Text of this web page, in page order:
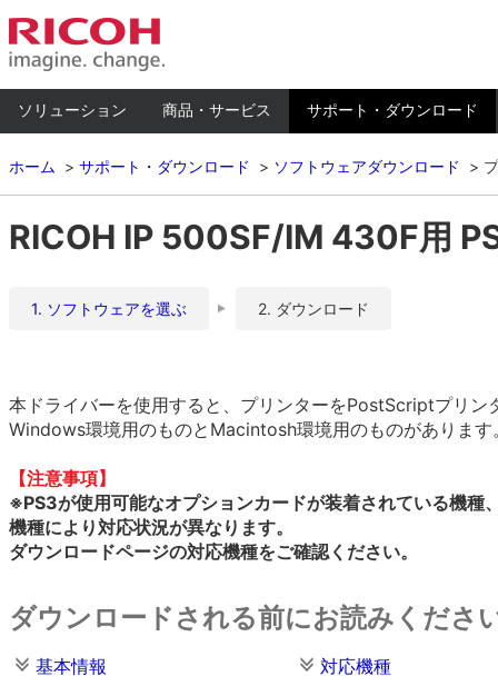
ソリューション 商品・サービス サポート・ダウンロード
ホーム サポート・ダウンロード ソフトウェアダウンロード
RICOH IP 500SF/IM 430F用
1. ソフトウェアを選ぶ 2. ダウンロード
本ドライバーを使用すると、プリンターをPostScriptプリ
Windows環境用のものとMacintosh環境用のものがありま
【注意事項】
※PS3が使用可能なオプションカードが装着されている機種
機種により対応状況が異なります。
ダウンロードページの対応機種をご確認ください。
ダウンロードされる前にお読みくださ
基本情報
対応機種